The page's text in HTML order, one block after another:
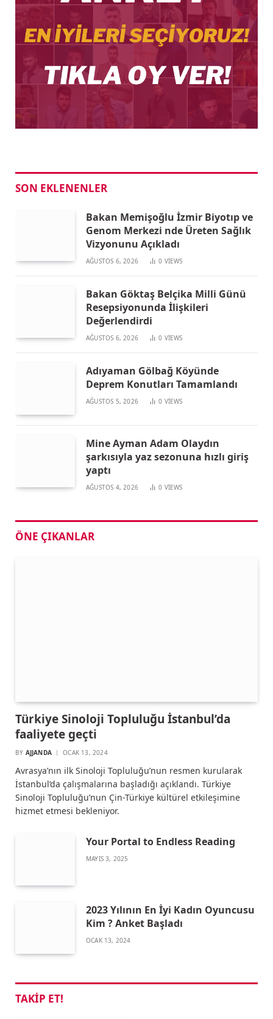
SON EKLENENLER
Bakan Memişoğlu İzmir Biyotıp ve
Genom Merkezi nde Üreten Sağlık
Vizyonunu Açıkladı
AĞUSTOS 6, 2026 0 VIEWS
Bakan Göktaş Belçika Milli Günü
Resepsiyonunda İlişkileri
Değerlendirdi
AĞUSTOS 6, 2026 0 VIEWS
Adıyaman Gölbağ Köyünde
Deprem Konutları Tamamlandı
AĞUSTOS 5, 2026 0 VIEWS
Mine Ayman Adam Olaydın
şarkısıyla yaz sezonuna hızlı giriş
yaptı
AĞUSTOS 4, 2026 0 VIEWS
ÖNE ÇIKANLAR
Türkiye Sinoloji Topluluğu İstanbul’da
faaliyete geçti
BY AJJANDA OCAK 13, 2024
Avrasya’nın ilk Sinoloji Topluluğu’nun resmen kurularak
İstanbul’da çalışmalarına başladığı açıklandı. Türkiye
Sinoloji Topluluğu’nun Çin-Türkiye kültürel etkileşimine
hizmet etmesi bekleniyor.
Your Portal to Endless Reading
MAYIS 3, 2025
2023 Yılının En İyi Kadın Oyuncusu
Kim ? Anket Başladı
OCAK 13, 2024
TAKIP ET!